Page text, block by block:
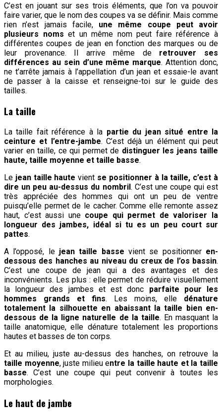
C’est en jouant sur ses trois éléments, que l’on va pouvoir
faire varier, que le nom des coupes va se définir. Mais comme
rien n’est jamais facile, une même coupe peut avoir
plusieurs noms et un même nom peut faire référence à
différentes coupes de jean en fonction des marques ou de
leur provenance. Il arrive même de retrouver ses
différences au sein d’une même marque. Attention donc,
ne t’arrête jamais à l’appellation d’un jean et essaie-le avant
de passer à la caisse et renseigne-toi sur le guide des
tailles.
La taille
La taille fait référence à la partie du jean situé entre la
ceinture et l’entre-jambe. C’est déjà un élément qui peut
varier en taille, ce qui permet de distinguer les jeans taille
haute, taille moyenne et taille basse.
Le jean taille haute vient se positionner à la taille, c’est à
dire un peu au-dessus du nombril. C’est une coupe qui est
très appréciée des hommes qui ont un peu de ventre
puisqu’elle permet de le cacher. Comme elle remonte assez
haut, c’est aussi une coupe qui permet de valoriser la
longueur des jambes, idéal si tu es un peu court sur
pattes.
A l’opposé, le jean taille basse vient se positionner en-
dessous des hanches au niveau du creux de l’os bassin.
C’est une coupe de jean qui a des avantages et des
inconvénients. Les plus : elle permet de réduire visuellement
la longueur des jambes et est donc parfaite pour les
hommes grands et fins. Les moins, elle dénature
totalement la silhouette en abaissant la taille bien en-
dessous de la ligne naturelle de la taille. En masquant la
taille anatomique, elle dénature totalement les proportions
hautes et basses de ton corps.
Et au milieu, juste au-dessus des hanches, on retrouve la
taille moyenne, juste milieu entre la taille haute et la taille
basse. C’est une coupe qui peut convenir à toutes les
morphologies.
Le haut de jambe